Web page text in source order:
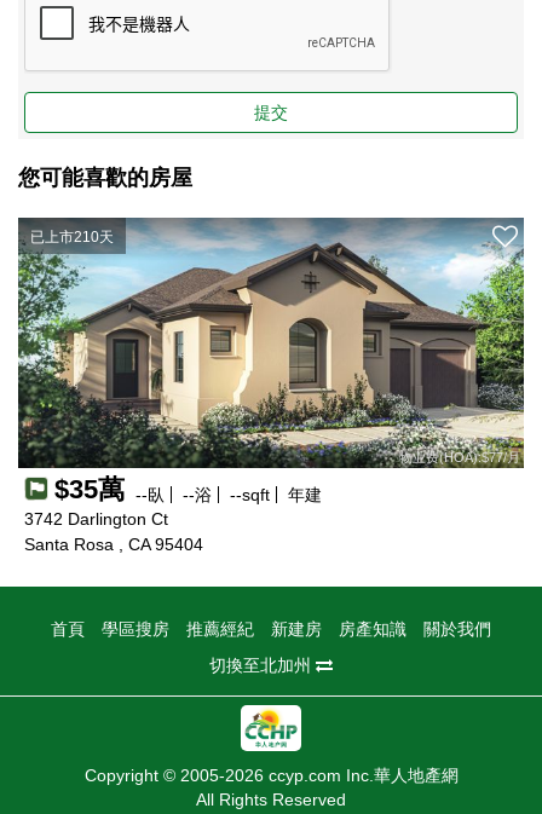
提交
您可能喜歡的房屋
已上市210天
物业费(HOA):$77/月
$35萬 --臥 --浴 --sqft
年建
3742 Darlington Ct
Santa Rosa , CA 95404
首頁 學區搜房 推薦經紀 新建房 房產知識
關於我們
切換至北加州
Copyright © 2005-2026 ccyp.com Inc.華人地產網
All Rights Reserved